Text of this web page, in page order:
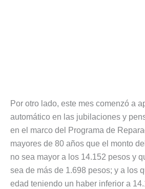
Por otro lado, este mes comenzó a
automático en las jubilaciones y
en el marco del Programa de
mayores de 80 años que el monto
no sea mayor a los 14.152 pesos y
sea de más de 1.698 pesos; y a los
edad teniendo un haber inferior a